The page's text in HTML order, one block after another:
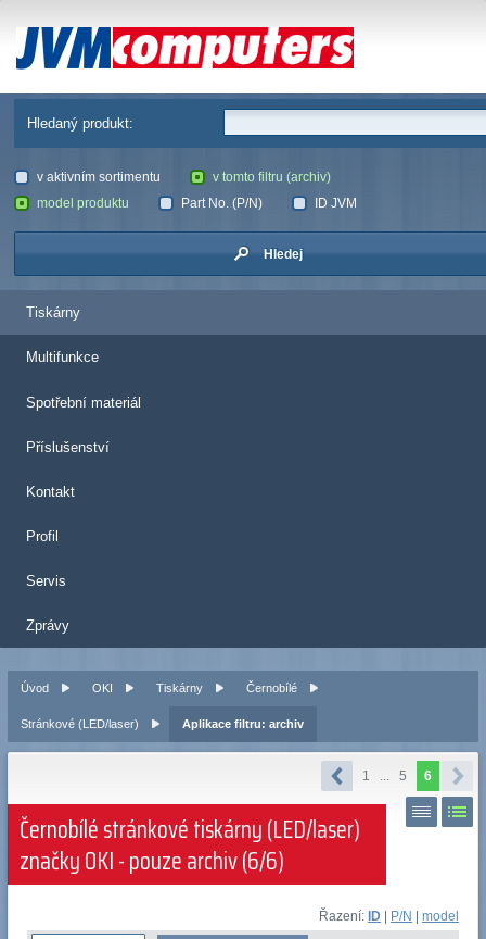
JVM Computers
Hledaný produkt:
v aktivním sortimentu
v tomto filtru (archiv)
model produktu
Part No. (P/N) ID JVM
Hledej
Tiskárny
Multifunkce
Spotřební materiál
Příslušenství
Kontakt
Profil
Servis
Zprávy
Úvod OKI Tiskárny Černobílé
Stránkové (LED/laser) Aplikace filtru: archiv
1 ... 5 6
Černobílé stránkové tiskárny (LED/laser)
značky OKI - pouze archiv (6/6)
Řazení: ID P/N |model